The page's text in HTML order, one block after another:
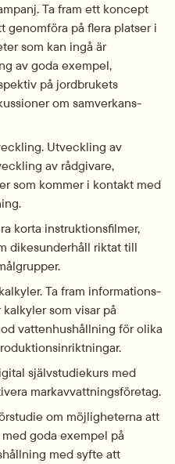
Ta fram ett koncept
genomföra på flera platser i
som kan ingå är
av goda exempel,
på jordbrukets
om samverkans­
Utveckling av
av rådgivare,
som kommer i kontakt med
korta instruktionsfilmer,
dikesunderhåll riktat till
Ta fram informations­
som visar på
vattenhushållning för olika
självstudiekurs med
markavvattnings­företag.
om möjligheterna att
goda exempel på
med syfte att